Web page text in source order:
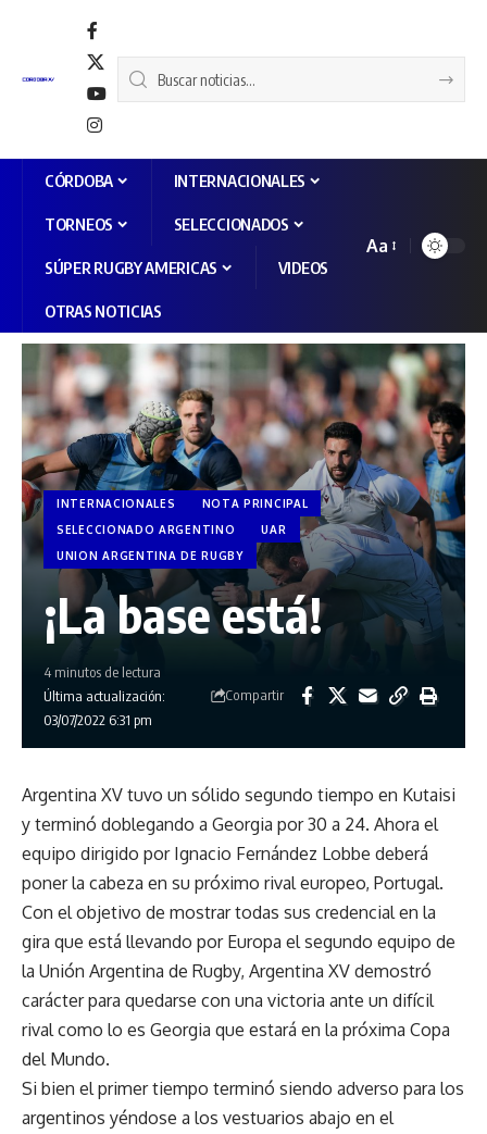
CÓRDOBA INTERNACIONALES
TORNEOS SELECCIONADOS
SÚPER RUGBY AMERICAS VIDEOS
OTRAS NOTICIAS
Aa
INTERNACIONALES
NOTA PRINCIPAL
SELECCIONADO ARGENTINO
UAR
UNION ARGENTINA DE RUGBY
¡La base está!
Última actualización:
03/07/2022 6:31 pm
4 minutos de lectura
Compartir
Argentina XV tuvo un sólido segundo tiempo en Kutaisi
y terminó doblegando a Georgia por 30 a 24. Ahora el
equipo dirigido por Ignacio Fernández Lobbe deberá
poner la cabeza en su próximo rival europeo, Portugal.
Con el objetivo de mostrar todas sus credencial en la
gira que está llevando por Europa el segundo equipo de
la Unión Argentina de Rugby, Argentina XV demostró
carácter para quedarse con una victoria ante un difícil
rival como lo es Georgia que estará en la próxima Copa
del Mundo.
Si bien el primer tiempo terminó siendo adverso para los
argentinos yéndose a los vestuarios abajo en el